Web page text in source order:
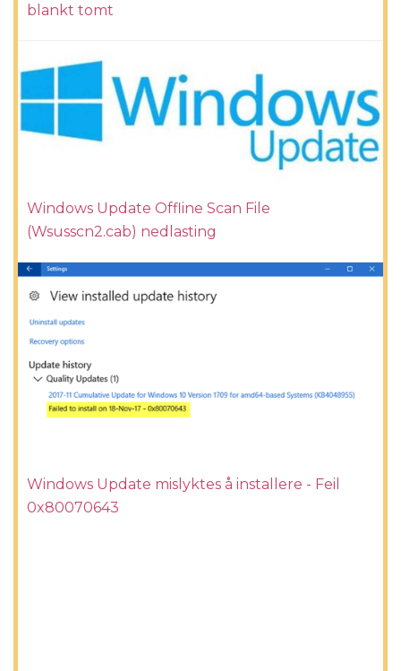
blankt tomt
Windows Update Offline Scan File
(Wsusscn2.cab) nedlasting
Windows Update mislyktes å installere - Feil
0x80070643